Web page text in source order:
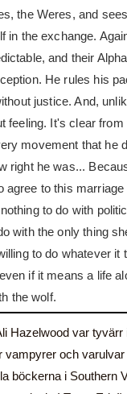
the Weres, and
in the exchange.
and their
He rules his
justice. And,
feeling. It's clear from
movement that he
right he was...
agree to this
to do with
with the only thing
to do whatever it
if it means a life
the wolf.
Hazelwood var tyvärr
vampyrer och
böckerna i Southern